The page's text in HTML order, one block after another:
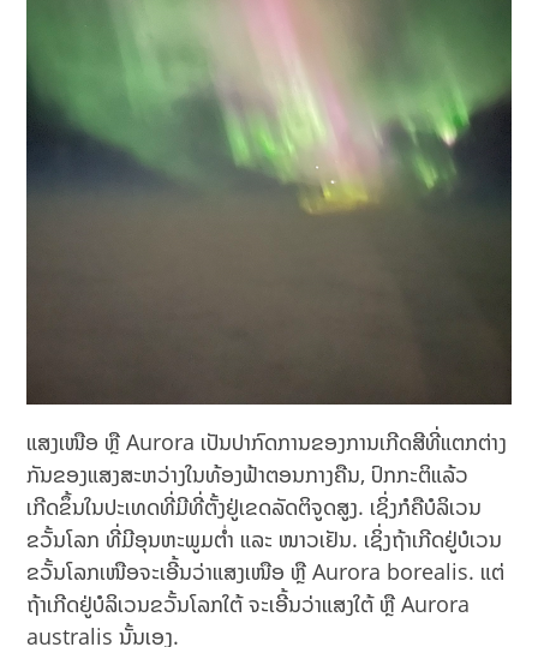
ແສງເໜືອ ຫຼື Aurora ເປັນປາກົດການຂອງການເກີດສີທີ່ແຕກຕ່າງ
ກັນຂອງແສງສະຫວ່າງໃນທ້ອງຟ້າຕອນກາງຄືນ, ປົກກະຕິແລ້ວ
ເກີດຂຶ້ນໃນປະເທດທີ່ມີທີ່ຕັ້ງຢູ່ເຂດລັດຕິຈູດສູງ. ເຊິ່ງກໍຄືບໍລິເວນ
ຂວັ້ນໂລກ ທີ່ມີອຸນຫະພູມຕໍ່າ ແລະ ໜາວເຢັນ. ເຊິ່ງຖ້າເກີດຢູ່ບໍເວນ
ຂວັ້ນໂລກເໜືອຈະເອີ້ນວ່າແສງເໜືອ ຫຼື Aurora borealis. ແຕ່
ຖ້າເກີດຢູ່ບໍລິເວນຂວັ້ນໂລກໃຕ້ ຈະເອີ້ນວ່າແສງໃຕ້ ຫຼື Aurora
australis ນັ້ນເອງ.